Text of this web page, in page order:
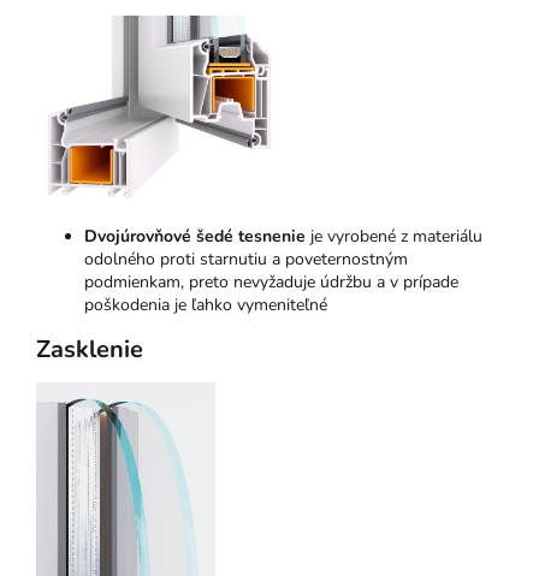
Dvojúrovňové šedé tesnenie je vyrobené z materiálu
odolného proti starnutiu a poveternostným
podmienkam, preto nevyžaduje údržbu a v prípade
poškodenia je ľahko vymeniteľné
Zasklenie